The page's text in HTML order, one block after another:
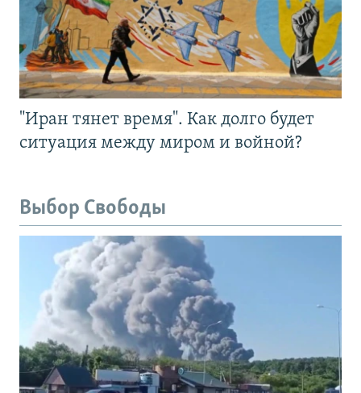
"Иран тянет время". Как долго будет
ситуация между миром и войной?
Выбор Свободы